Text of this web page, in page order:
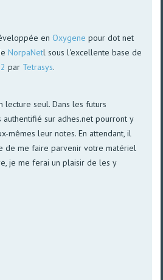
en Oxygene pour dot net
NorpaNetl sous l'excellente base de
par Tetrasys.
lecture seul. Dans les futurs
sur adhes.net pourront y
mêmes leur notes. En attendant, il
de me faire parvenir votre matériel
je me ferai un plaisir de les y